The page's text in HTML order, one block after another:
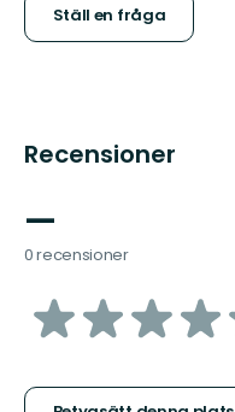
Ställ en fråga
Recensioner
—
0 recensioner
av